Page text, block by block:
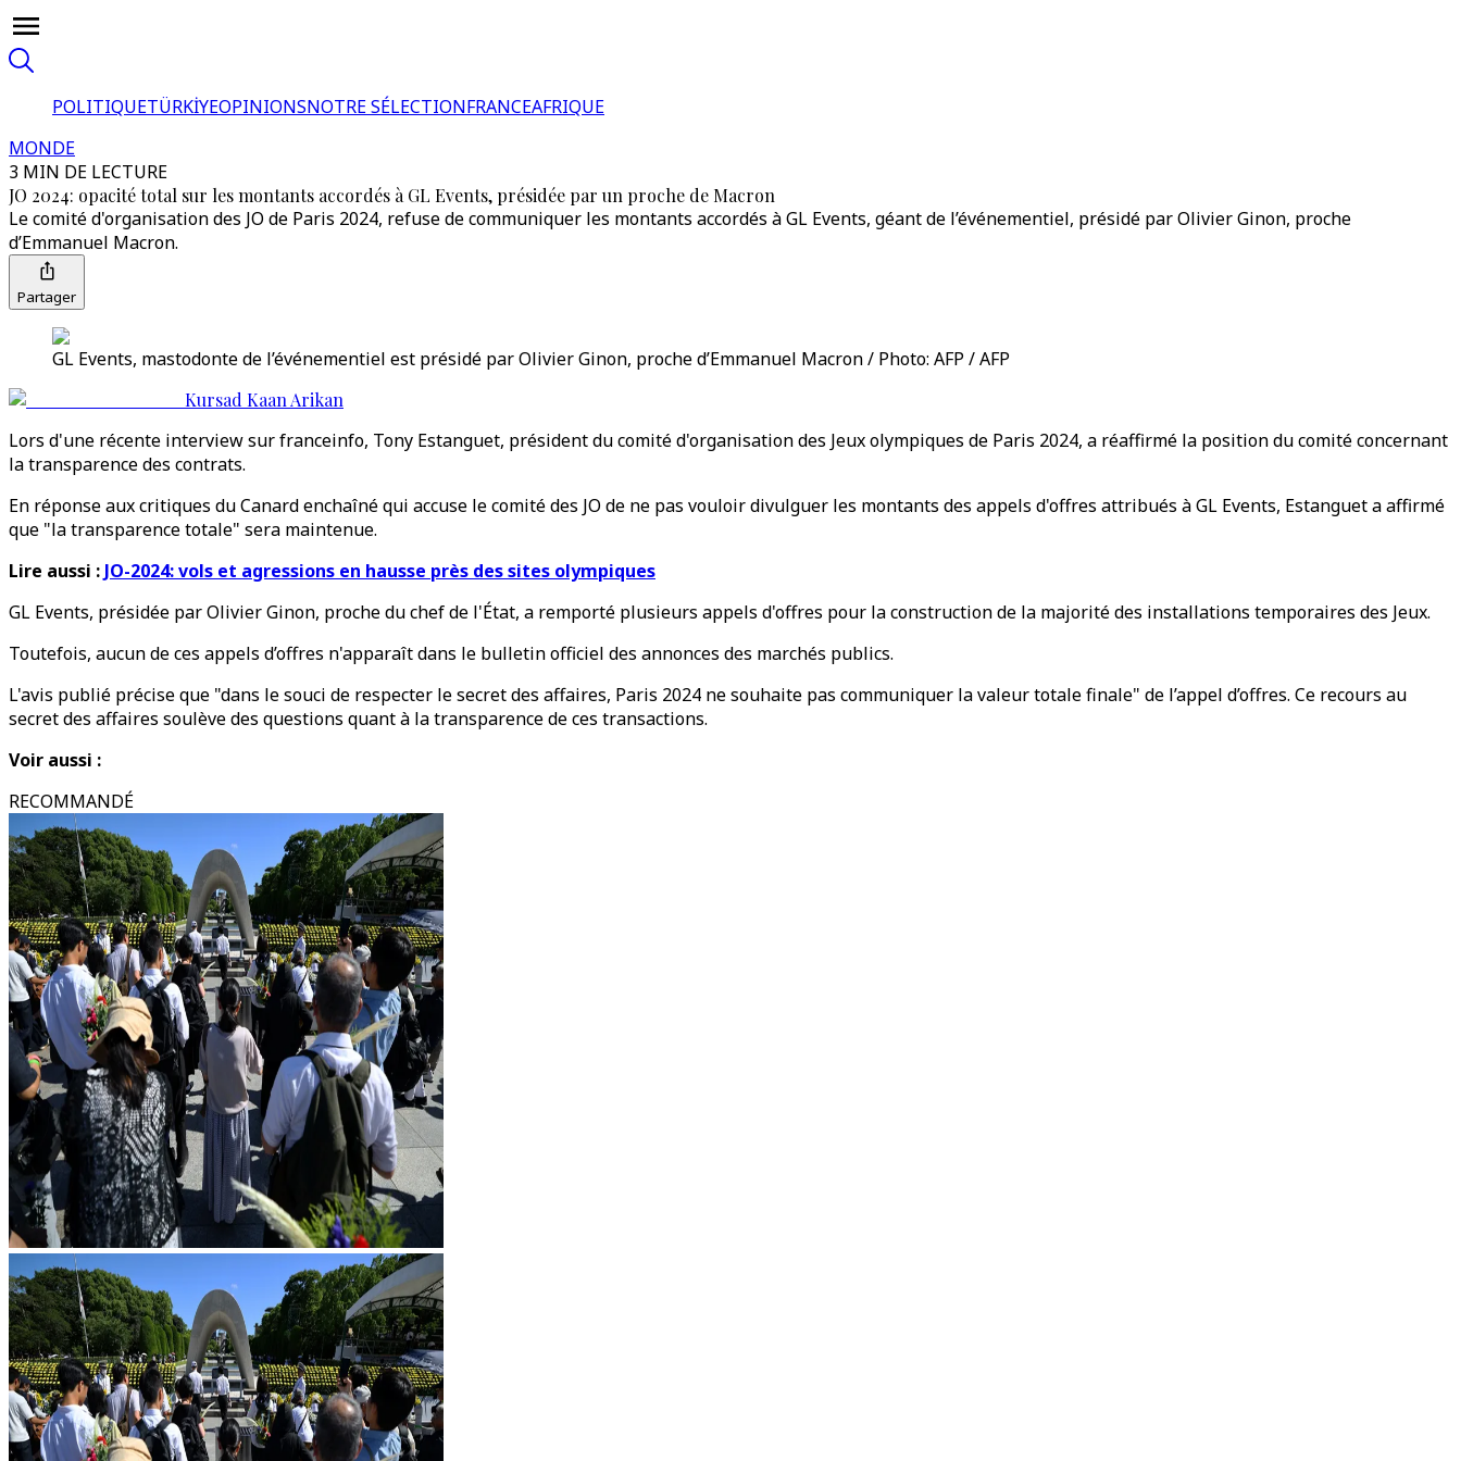
POLITIQUETÜRKİYEOPINIONSNOTRE SÉLECTIONFRANCEAFRIQUE
MONDE
3 MIN DE LECTURE
JO 2024: opacité total sur les montants accordés à GL Events, présidée par un proche de Macron
Le comité d'organisation des JO de Paris 2024, refuse de communiquer les montants accordés à GL Events, géant de l’événementiel, présidé par Olivier Ginon, proche
d’Emmanuel Macron.
Partager
GL Events, mastodonte de l’événementiel est présidé par Olivier Ginon, proche d’Emmanuel Macron / Photo: AFP / AFP
Kursad Kaan Arikan
Lors d'une récente interview sur franceinfo, Tony Estanguet, président du comité d'organisation des Jeux olympiques de Paris 2024, a réaffirmé la position du comité concernant
la transparence des contrats.
En réponse aux critiques du Canard enchaîné qui accuse le comité des JO de ne pas vouloir divulguer les montants des appels d'offres attribués à GL Events, Estanguet a affirmé
que "la transparence totale" sera maintenue.
Lire aussi : JO-2024: vols et agressions en hausse près des sites olympiques
GL Events, présidée par Olivier Ginon, proche du chef de l'État, a remporté plusieurs appels d'offres pour la construction de la majorité des installations temporaires des Jeux.
Toutefois, aucun de ces appels d’offres n'apparaît dans le bulletin officiel des annonces des marchés publics.
L'avis publié précise que "dans le souci de respecter le secret des affaires, Paris 2024 ne souhaite pas communiquer la valeur totale finale" de l’appel d’offres. Ce recours au
secret des affaires soulève des questions quant à la transparence de ces transactions.
Voir aussi :
RECOMMANDÉ